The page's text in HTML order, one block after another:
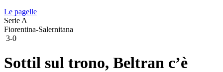
Le pagelle
Serie A
Fiorentina-Salernitana
3-0
Sottil sul trono, Beltran c’è